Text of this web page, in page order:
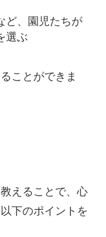
ど、園児たちが
選ぶ
ことができま
えることで、心
下のポイントを